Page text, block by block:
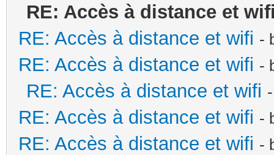
RE: Accès à distance et
RE: Accès à distance et wifi -
RE: Accès à distance et wifi -
RE: Accès à distance et wifi
RE: Accès à distance et wifi -
RE: Accès à distance et wifi -